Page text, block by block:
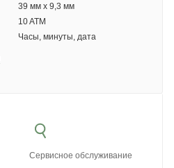
39 мм x 9,3 мм
10 ATM
Часы, минуты, дата
Сервисное обслуживание